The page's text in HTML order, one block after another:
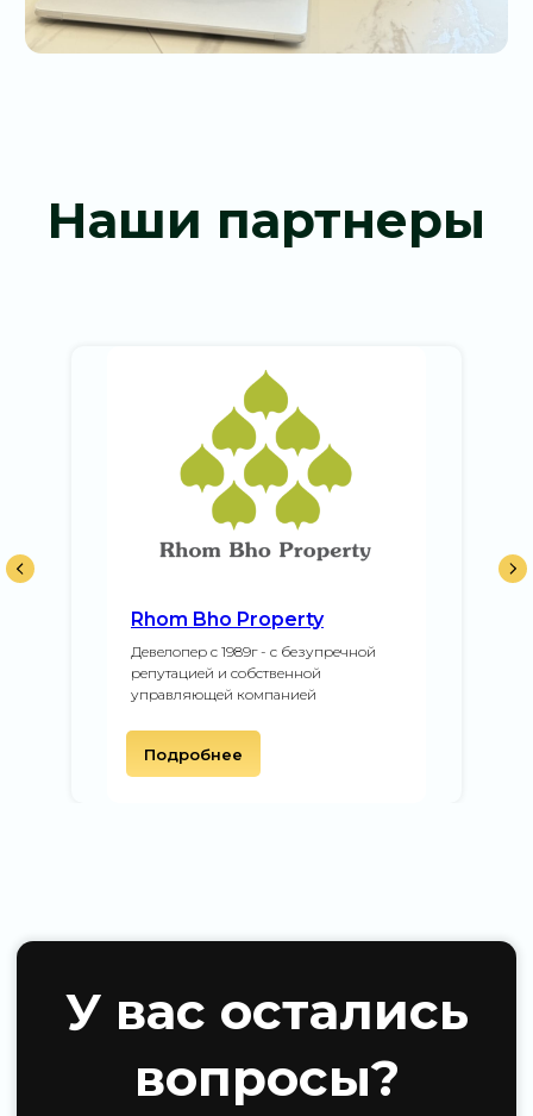
Rhom Bho Property
Девелопер с 1989г - с безупречной
репутацией и собственной
управляющей компанией
Подробнее